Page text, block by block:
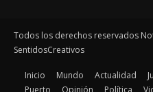
Todos los derechos reservados
SentidosCreativos
Inicio Mundo Actualidad